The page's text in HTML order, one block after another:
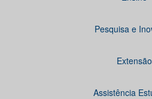
Pesquisa e
Extensão
Assistência